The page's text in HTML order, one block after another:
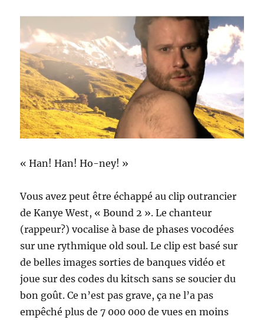
« Han! Han! Ho-ney! »
Vous avez peut être échappé au clip outrancier
de Kanye West, « Bound 2 ». Le chanteur
(rappeur?) vocalise à base de phases vocodées
sur une rythmique old soul. Le clip est basé sur
de belles images sorties de banques vidéo et
joue sur des codes du kitsch sans se soucier du
bon goût. Ce n’est pas grave, ça ne l’a pas
empêché plus de 7 000 000 de vues en moins